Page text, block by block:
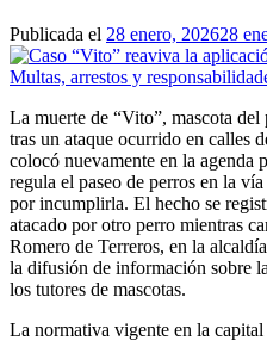
Publicada el 28 enero, 202628
La muerte de “Vito”, mascota
tras un ataque ocurrido en calles
colocó nuevamente en la agenda
regula el paseo de perros en la
por incumplirla. El hecho se
atacado por otro perro mientras
Romero de Terreros, en la
la difusión de información sobre
los tutores de mascotas.
La normativa vigente en la capital